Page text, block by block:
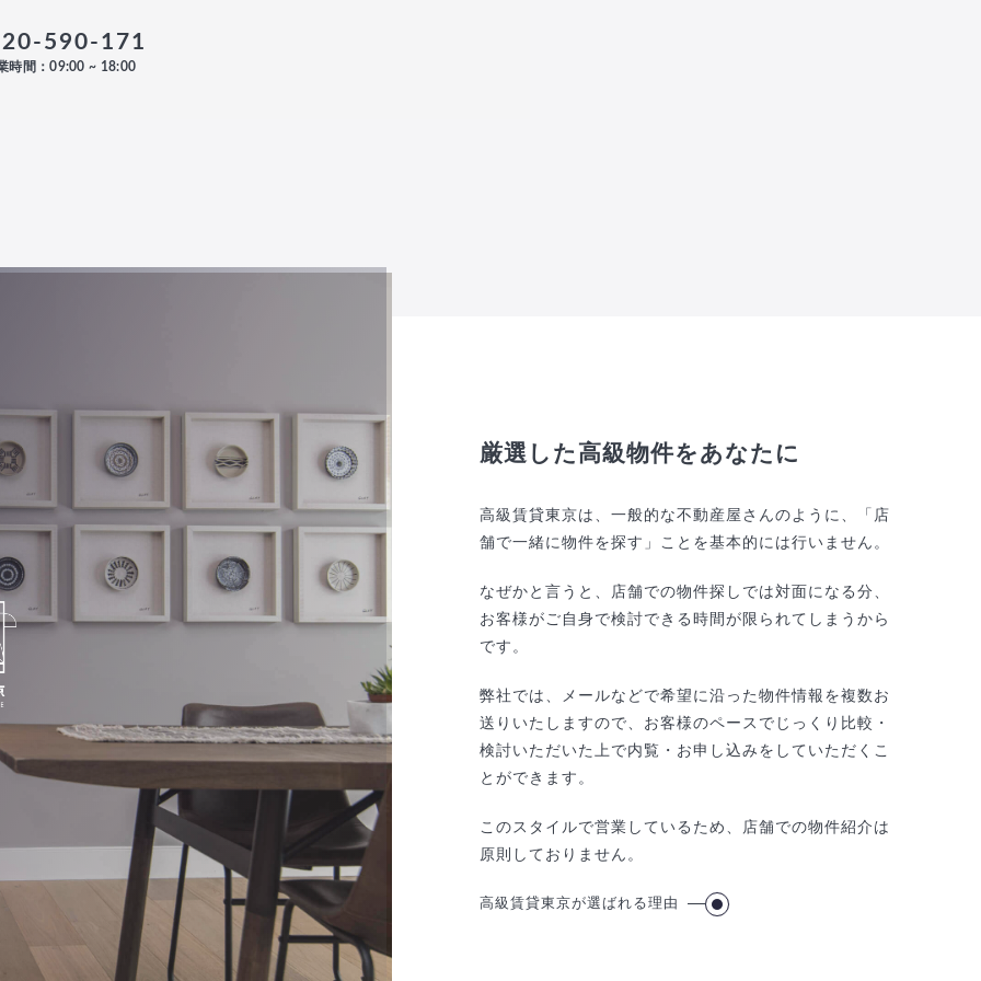
590-171
時間：09:00 ~ 18:00
厳選した高級物件をあなたに
高級賃貸東京は、一般的な不動産屋さんのように、「店
舗で一緒に物件を探す」ことを基本的には行いません。
なぜかと言うと、店舗での物件探しでは対面になる分、
お客様がご自身で検討できる時間が限られてしまうから
です。
弊社では、メールなどで希望に沿った物件情報を複数お
送りいたしますので、お客様のペースでじっくり比較・
検討いただいた上で内覧・お申し込みをしていただくこ
とができます。
このスタイルで営業しているため、店舗での物件紹介は
原則しておりません。
高級賃貸東京が選ばれる理由